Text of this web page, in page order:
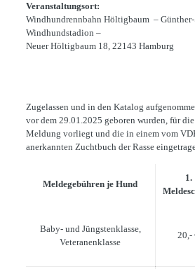
Veranstaltungsort:
Windhundrennbahn Höltigbaum –
Windhundstadion –
Neuer Höltigbaum 18, 22143 Hamburg
Zugelassen und in den Katalog
vor dem 29.01.2025 geboren wurden, für
Meldung vorliegt und die in einem vom
anerkannten Zuchtbuch der Rasse
Meldegebühren je Hund
1.
Baby- und Jüngstenklasse,
Veteranenklasse
20,-